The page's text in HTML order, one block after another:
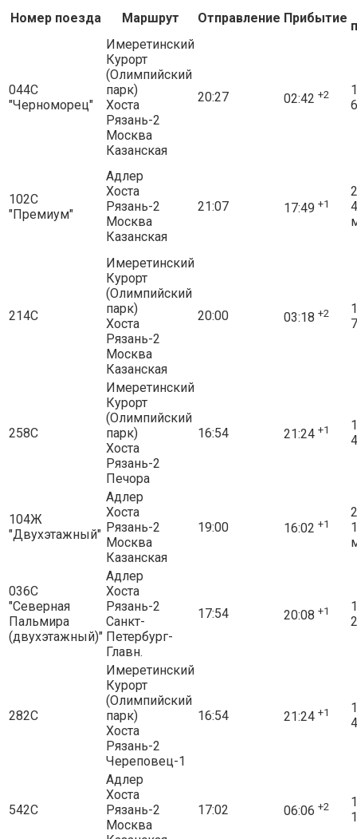
Номер поезда Маршрут Отправление Прибытие
044С
"Черноморец"
Имеретинский
Курорт
(Олимпийский
парк)
Хоста
Рязань-2
Москва
Казанская
20:27 02:42 +2
102С
"Премиум"
Адлер
Хоста
Рязань-2
Москва
Казанская
21:07 17:49 +1
214С
Имеретинский
Курорт
(Олимпийский
парк)
Хоста
Рязань-2
Москва
Казанская
20:00 03:18 +2
258С
Имеретинский
Курорт
(Олимпийский
парк)
Хоста
Рязань-2
Печора
16:54 21:24 +1
104Ж
"Двухэтажный"
Адлер
Хоста
Рязань-2
Москва
Казанская
19:00 16:02 +1
1
036С
"Северная
Пальмира
(двухэтажный)"
Адлер
Хоста
Рязань-2
Санкт-
Петербург-
Главн.
17:54 20:08 +1
282С
Имеретинский
Курорт
(Олимпийский
парк)
Хоста
Рязань-2
Череповец-1
16:54 21:24 +1
542С
Адлер
Хоста
Рязань-2
Москва
17:02 06:06 +2